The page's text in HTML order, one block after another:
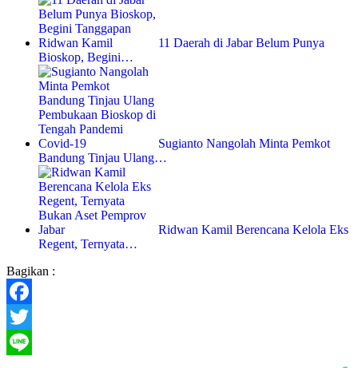
11 Daerah di Jabar Belum Punya
Bioskop, Begini…
Sugianto Nangolah Minta Pemkot
Bandung Tinjau Ulang…
Ridwan Kamil Berencana Kelola Eks
Regent, Ternyata…
Bagikan :
Facebook
Twitter